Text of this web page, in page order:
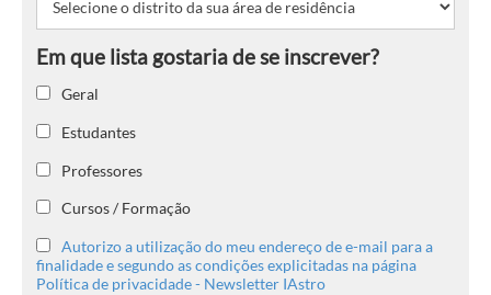
Geral
Estudantes
Professores
Cursos / Formação
Autorizo a utilização do meu endereço de e-mail para a
finalidade e segundo as condições explicitadas na página
Política de privacidade - Newsletter IAstro